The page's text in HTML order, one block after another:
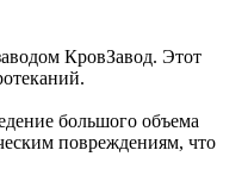
КровЗавод. Этот
большого объема
повреждениям, что